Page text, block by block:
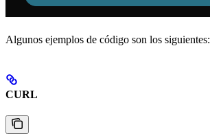
Algunos ejemplos de código son los siguientes:
CURL